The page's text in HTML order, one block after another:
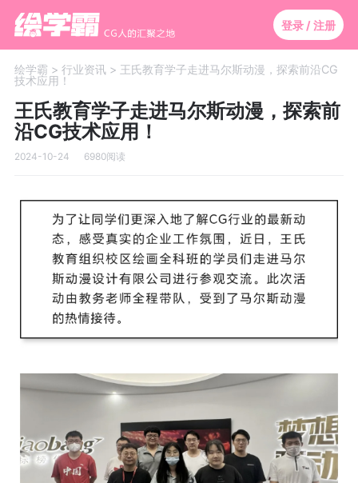
登录 / 注册
绘学霸 > 行业资讯 > 王氏教育学子走进马尔斯动漫，探索前沿CG
技术应用！
王氏教育学子走进马尔斯动漫，探索前
沿CG技术应用！
2024-10-24 6980阅读